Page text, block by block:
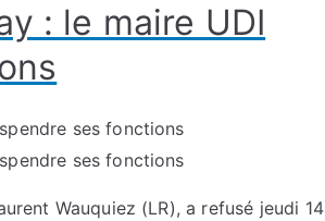
: le maire UDI
Wauquiez (LR), a refusé jeudi 14